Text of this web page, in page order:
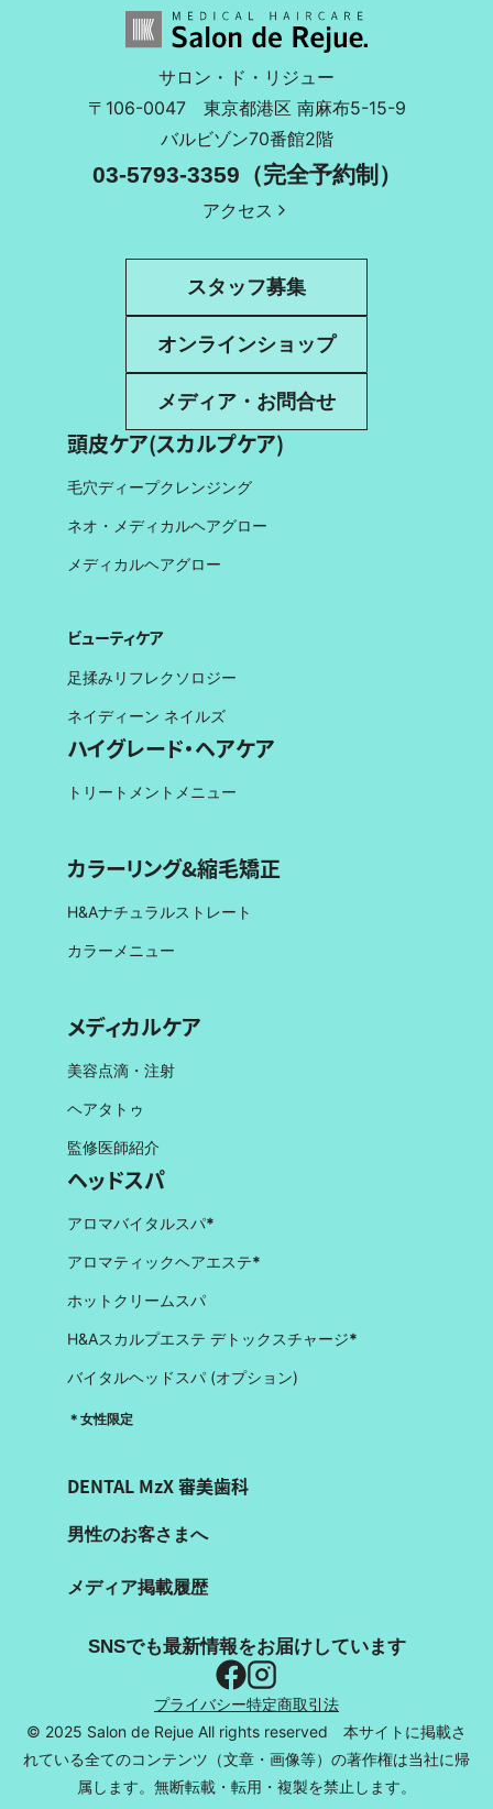
サロン・ド・リジュー
〒106-0047 東京都港区 南麻布5-15-9
バルビゾン70番館2階
03-5793-3359（完全予約制）
アクセス
スタッフ募集
オンラインショップ
メディア・お問合せ
頭皮ケア(スカルプケア)
毛穴ディープクレンジング
ネオ・メディカルヘアグロー
メディカルヘアグロー
ビューティケア
足揉みリフレクソロジー
ネイディーン ネイルズ
ハイグレード・ヘアケア
トリートメントメニュー
カラーリング&縮毛矯正
H&Aナチュラルストレート
カラーメニュー
メディカルケア
美容点滴・注射
ヘアタトゥ
監修医師紹介
ヘッドスパ
アロマバイタルスパ*
アロマティックヘアエステ*
ホットクリームスパ
H&Aスカルプエステ デトックスチャージ*
バイタルヘッドスパ (オプション)
＊女性限定
DENTAL MzX 審美歯科
男性のお客さまへ
メディア掲載履歴
SNSでも最新情報をお届けしています
© 2025 Salon de Rejue All rights reserved 本サイトに掲載さ
れている全てのコンテンツ（文章・画像等）の著作権は当社に帰
属します。無断転載・転用・複製を禁止します。
プライバシー特定商取引法